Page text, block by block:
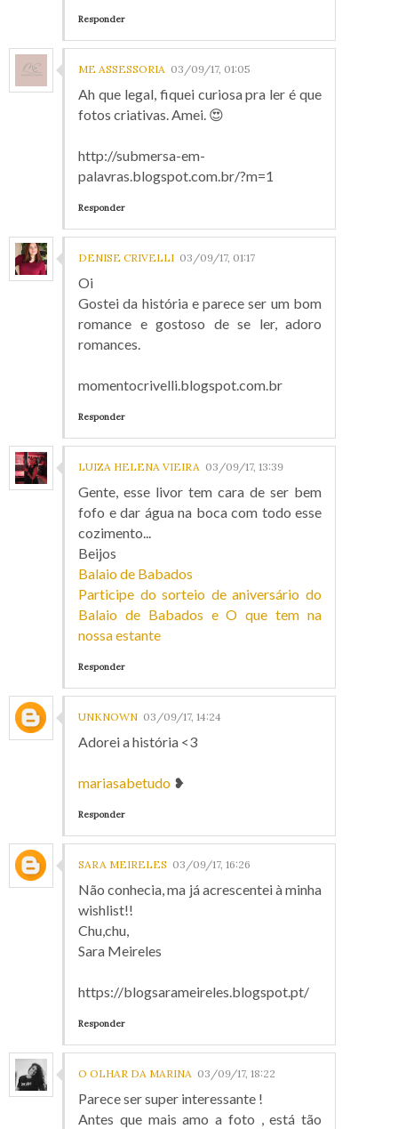
Responder
ME ASSESSORIA 03/09/17, 01:05
Ah que legal, fiquei curiosa pra ler é que
fotos criativas. Amei. 😍
http://submersa-em-
palavras.blogspot.com.br/?m=1
Responder
DENISE CRIVELLI 03/09/17, 01:17
Oi
Gostei da história e parece ser um bom
romance e gostoso de se ler, adoro
romances.
momentocrivelli.blogspot.com.br
Responder
LUIZA HELENA VIEIRA 03/09/17, 13:39
Gente, esse livor tem cara de ser bem
fofo e dar água na boca com todo esse
cozimento...
Beijos
Balaio de Babados
Participe do sorteio de aniversário do
Balaio de Babados e O que tem na
nossa estante
Responder
UNKNOWN 03/09/17, 14:24
Adorei a história <3
mariasabetudo ❥
Responder
SARA MEIRELES 03/09/17, 16:26
Não conhecia, ma já acrescentei à minha
wishlist!!
Chu,chu,
Sara Meireles
https://blogsarameireles.blogspot.pt/
Responder
O OLHAR DA MARINA 03/09/17, 18:22
Parece ser super interessante !
Antes que mais amo a foto , está tão